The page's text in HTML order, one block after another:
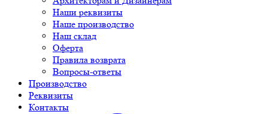
Наши реквизиты
Наше производство
Наш склад
Оферта
Правила возврата
Вопросы-ответы
Производство
Реквизиты
Контакты